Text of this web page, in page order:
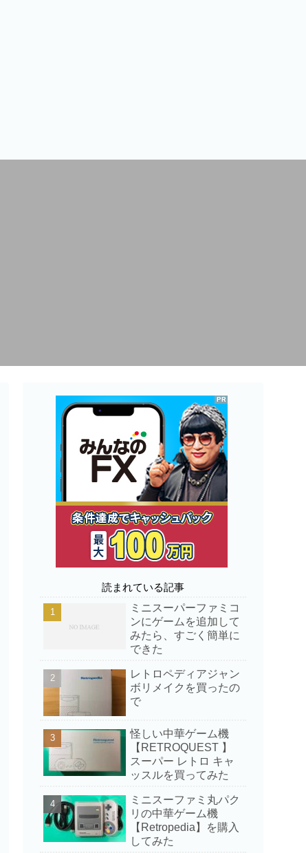
読まれている記事
ミニスーパーファミコ
ンにゲームを追加して
みたら、すごく簡単に
できた
レトロペディアジャン
ボリメイクを買ったの
で
怪しい中華ゲーム機
【RETROQUEST 】
スーパー レトロ キャ
ッスルを買ってみた
ミニスーファミ丸パク
リの中華ゲーム機
【Retropedia】を購入
してみた